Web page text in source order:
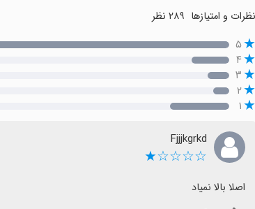
نظرات و امتیازها
۵
۴
۳
۲
۱
Fjjjkgrkd
☆☆☆☆★
اصلا بالا نمیاد